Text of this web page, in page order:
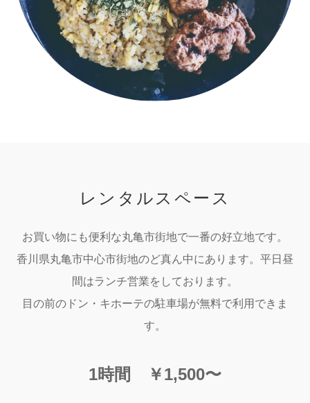
レンタルスペース
お買い物にも便利な丸亀市街地で一番の好立地です。
香川県丸亀市中心市街地のど真ん中にあります。平日昼
間はランチ営業をしております。
目の前のドン・キホーテの駐車場が無料で利用できま
す。
1時間 ￥1,500〜